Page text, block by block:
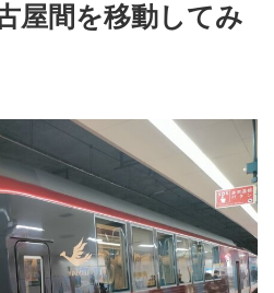
屋間を移動してみ